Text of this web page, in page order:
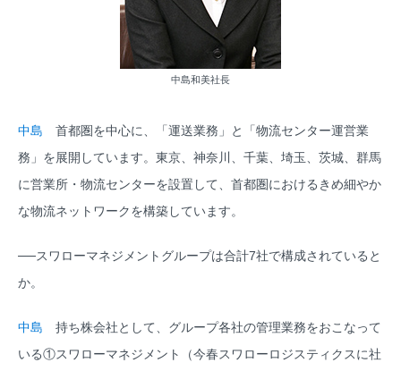
中島和美社長
中島 首都圏を中心に、「運送業務」と「物流センター運営業
務」を展開しています。東京、神奈川、千葉、埼玉、茨城、群馬
に営業所・物流センターを設置して、首都圏におけるきめ細やか
な物流ネットワークを構築しています。
──スワローマネジメントグループは合計7社で構成されていると
か。
中島 持ち株会社として、グループ各社の管理業務をおこなって
いる①スワローマネジメント（今春スワローロジスティクスに社